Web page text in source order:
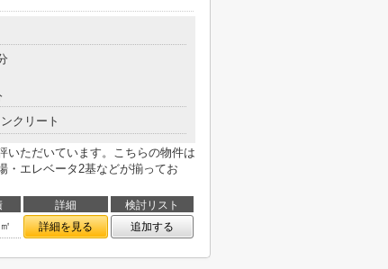
クリート
いただいています。こちらの物件は
・エレベータ2基などが揃ってお
詳細
検討リスト
詳細を見る 追加する